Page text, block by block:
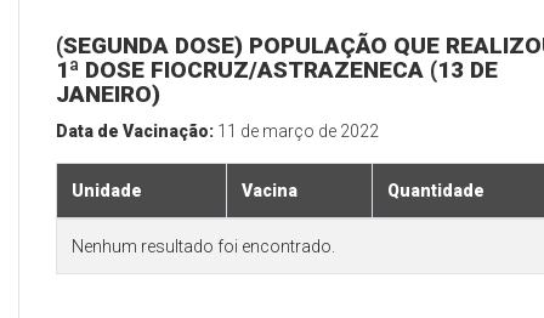
(SEGUNDA DOSE) POPULAÇÃO QUE
1ª DOSE FIOCRUZ/ASTRAZENECA (13 DE
JANEIRO)
Data de Vacinação: 11 de março de 2022
Unidade Vacina Quantidade
Nenhum resultado foi encontrado.